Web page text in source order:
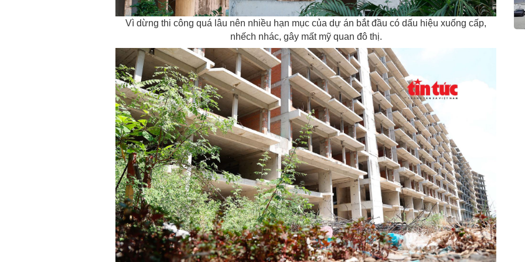
Vì dừng thi công quá lâu nên nhiều hạn mục của dự án bắt đầu có dấu hiệu xuống cấp,
nhếch nhác, gây mất mỹ quan đô thị.